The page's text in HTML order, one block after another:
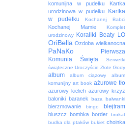
komunijna w pudełku
Kartka
urodzinowa w pudełku
Kartka
w pudełku
Kochanej Babci
Kochanej Mamie
Komplet
urodzinowy
Koraliki Beaty LO
OriBella Ozdoba wielkanocna
PaNaKo
Pierwsza
Komunia Święta
Serwetki
świąteczne Uroczyście Złote Gody
album album ciążowy
album
komunijny art book ażurowe tło
ażurowy kielich ażurowy krzyż
baloniki
baranek baza bałwanki
bierzmowanie bingo blejtram
bluszcz bombka border
brokat
budka dla ptaków bukiet choinka